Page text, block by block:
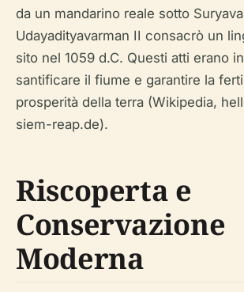
da un mandarino reale sotto
Udayadityavarman II consacrò un
sito nel 1059 d.C. Questi atti erano
santificare il fiume e garantire la
prosperità della terra (Wikipedia,
siem-reap.de).
Riscoperta e
Conservazione
Moderna